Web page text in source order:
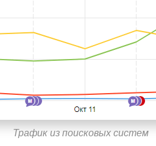
Трафик из поисковых систем